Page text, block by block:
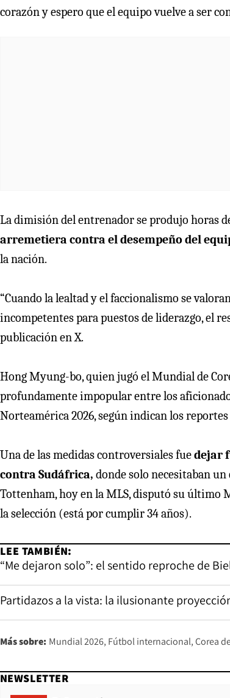
corazón y espero que el equipo vuelve a ser
La dimisión del entrenador se produjo horas
arremetiera contra el desempeño del
la nación.
“Cuando la lealtad y el faccionalismo se
incompetentes para puestos de liderazgo, el
publicación en X.
Hong Myung-bo, quien jugó el Mundial de
profundamente impopular entre los
Norteamérica 2026, según indican los
Una de las medidas controversiales fuedejar
contra Sudáfrica, donde solo necesitaban
Tottenham, hoy en la MLS, disputó su
la selección (está por cumplir 34 años).
LEE TAMBIÉN:
“Me dejaron solo”: el sentido reproche de
Partidazos a la vista: la ilusionante
Más sobre: Mundial 2026 Fútbol internacional Corea
NEWSLETTER